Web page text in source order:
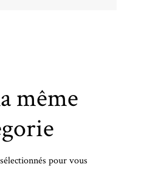
même
pour vous